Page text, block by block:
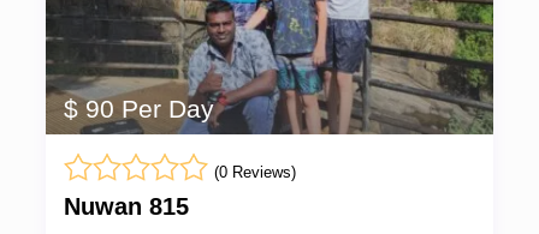
$ 90 Per Day
(0 Reviews)
Nuwan 815